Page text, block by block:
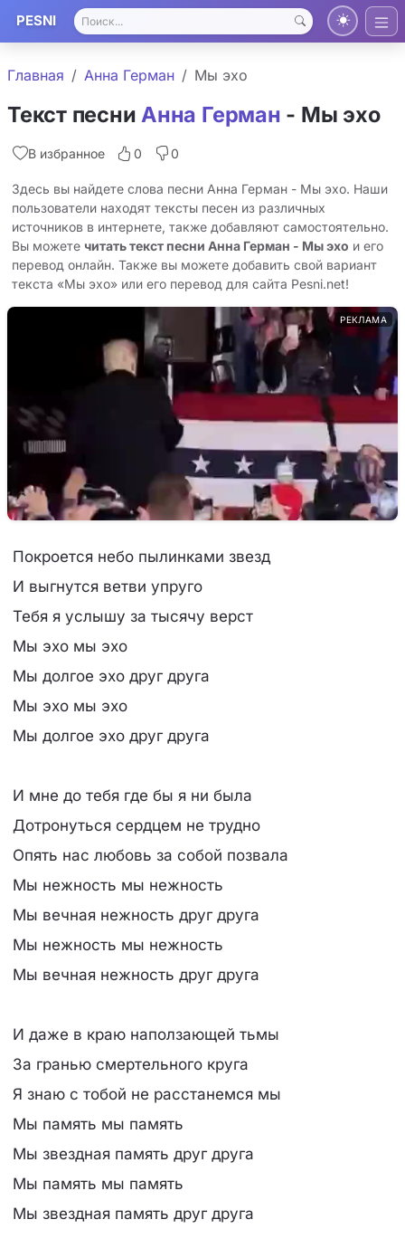
PESNI
Главная Анна Герман Мы эхо
Текст песни Анна Герман - Мы эхо
В избранное 0 0
Здесь вы найдете слова песни Анна Герман - Мы эхо. Наши
пользователи находят тексты песен из различных
источников в интернете, также добавляют самостоятельно.
Вы можете читать текст песни Анна Герман - Мы эхо и его
перевод онлайн. Также вы можете добавить свой вариант
текста «Мы эхо» или его перевод для сайта Pesni.net!
РЕКЛАМА
Покроется небо пылинками звезд
И выгнутся ветви упруго
Тебя я услышу за тысячу верст
Мы эхо мы эхо
Мы долгое эхо друг друга
Мы эхо мы эхо
Мы долгое эхо друг друга
И мне до тебя где бы я ни была
Дотронуться сердцем не трудно
Опять нас любовь за собой позвала
Мы нежность мы нежность
Мы вечная нежность друг друга
Мы нежность мы нежность
Мы вечная нежность друг друга
И даже в краю наползающей тьмы
За гранью смертельного круга
Я знаю с тобой не расстанемся мы
Мы память мы память
Мы звездная память друг друга
Мы память мы память
Мы звездная память друг друга